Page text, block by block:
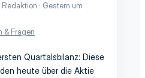
Redaktion
Gestern um
& Fragen
Quartalsbilanz: Diese
heute über die Aktie